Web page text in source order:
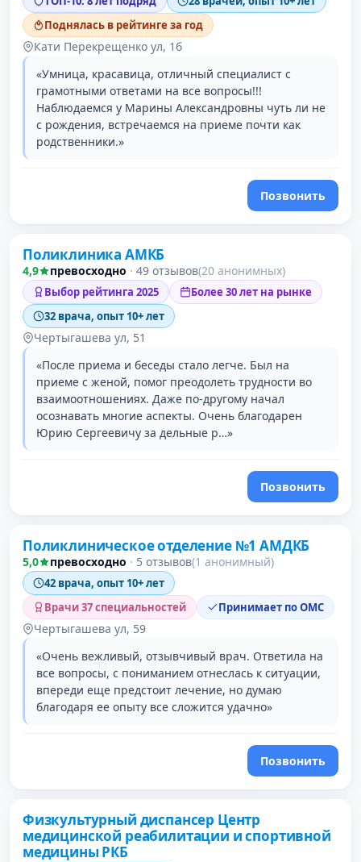
Поднялась в рейтинге за год
Кати Перекрещенко ул, 1б
«Умница, красавица, отличный специалист с
грамотными ответами на все вопросы!!!
Наблюдаемся у Марины Александровны чуть ли не
с рождения, встречаемся на приеме почти как
родственники.»
Позвонить
Поликлиника АМКБ
4,9 превосходно · 49 отзывов(20 анонимных)
Выбор рейтинга 2025
Более 30 лет на рынке
32 врача, опыт 10+ лет
Чертыгашева ул, 51
«После приема и беседы стало легче. Был на
приеме с женой, помог преодолеть трудности во
взаимоотношениях. Даже по-другому начал
осознавать многие аспекты. Очень благодарен
Юрию Сергеевичу за дельные р…»
Позвонить
Поликлиническое отделение №1 АМДКБ
5,0 превосходно · 5 отзывов(1 анонимный)
42 врача, опыт 10+ лет
Врачи 37 специальностей
Принимает по ОМС
Чертыгашева ул, 59
«Очень вежливый, отзывчивый врач. Ответила на
все вопросы, с пониманием отнеслась к ситуации,
впереди еще предстоит лечение, но думаю
благодаря ее опыту все сложится удачно»
Позвонить
Физкультурный диспансер Центр
медицинской реабилитации и спортивной
медицины РКБ